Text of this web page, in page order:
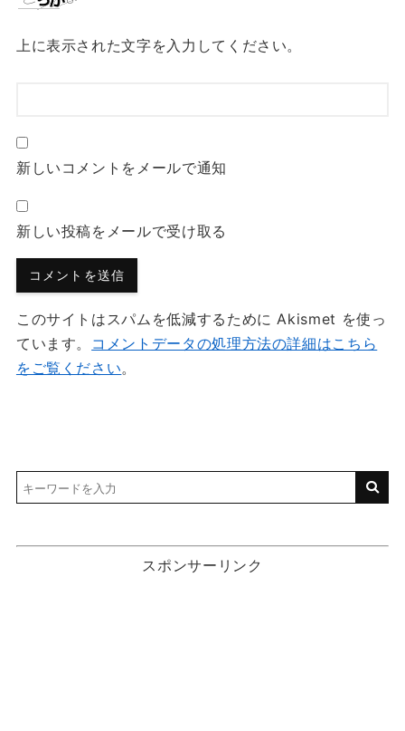
上に表示された文字を入力してください。
新しいコメントをメールで通知
新しい投稿をメールで受け取る
このサイトはスパムを低減するために Akismet を使っ
ています。 コメントデータの処理方法の詳細はこちら
をご覧ください。
スポンサーリンク